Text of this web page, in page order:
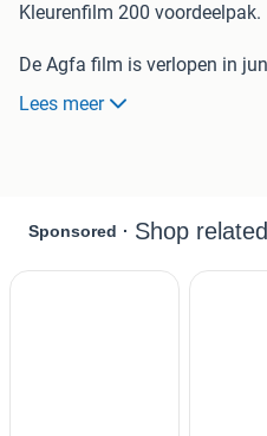
Kleurenfilm 200 voordeelpak.
De Agfa film is verlopen in
een vergelijkbare leeftijd.
fotografie of voor
Lees meer